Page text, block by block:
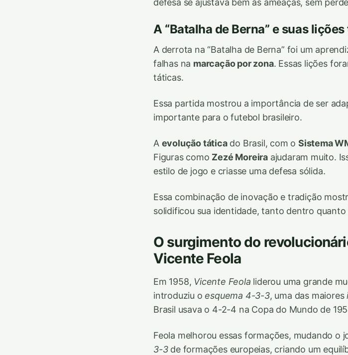
defesa se ajustava bem às ameaças, sem
A “Batalha de Berna” e suas
A derrota na “Batalha de Berna” foi um
falhas na marcação por zona. Essas lições
táticas.
Essa partida mostrou a importância de ser
importante para o futebol brasileiro.
A evolução táticado Brasil, com oSistema
Figuras como Zezé Moreira ajudaram muito.
estilo de jogo e criasse uma defesa sólida.
Essa combinação de inovação e tradição
solidificou sua identidade, tanto dentro
O surgimento do
Vicente Feola
Em 1958, Vicente Feola liderou uma grande
introduziu o esquema 4-3-3, uma das maiores
Brasil usava o 4-2-4 na Copa do Mundo de
Feola melhorou essas formações, mudando o
3-3de formações europeias, criando um